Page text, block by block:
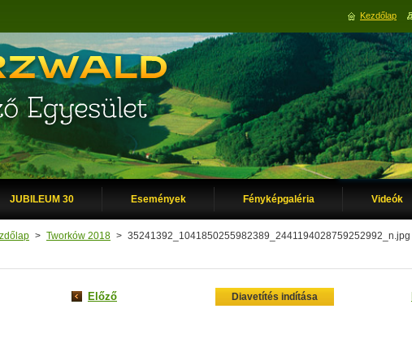
JUBILEUM 30 Események Fényképgaléria Videók
> Tworków 2018 > 35241392_1041850255982389_2441194028759252992_n.jpg
Előző Diavetítés indítása
Kezdőlap